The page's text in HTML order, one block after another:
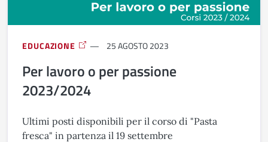
EDUCAZIONE 25 AGOSTO 2023
Per lavoro o per passione
2023/2024
Ultimi posti disponibili per il corso di "Pasta
fresca" in partenza il 19 settembre